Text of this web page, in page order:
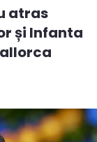
atras
și Infanta